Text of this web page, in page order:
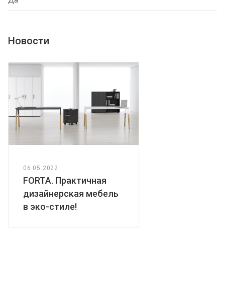
Новости
06.05.2022
FORTA. Практичная
дизайнерская мебель
в эко-стиле!